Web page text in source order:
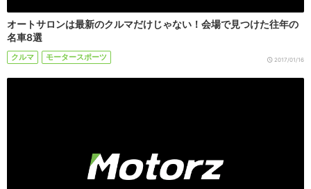
オートサロンは最新のクルマだけじゃない！会場で見つけた往年の
名車8選
クルマ モータースポーツ 2017/01/16